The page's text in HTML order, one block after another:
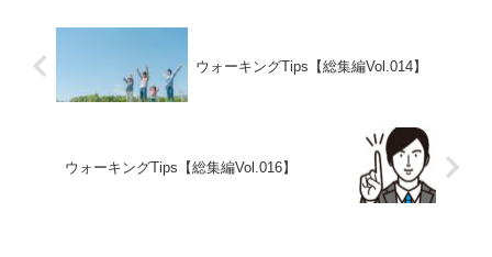
ウォーキングTips【総集編Vol.014】
ウォーキングTips【総集編Vol.016】